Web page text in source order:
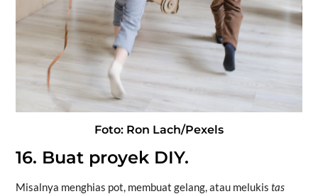
Foto: Ron Lach/Pexels
16. Buat proyek DIY.
Misalnya menghias pot, membuat gelang, atau melukis tas